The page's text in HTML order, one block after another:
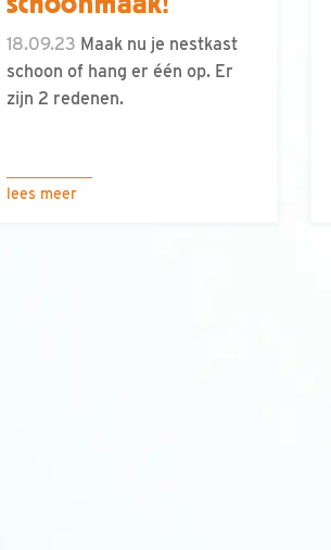
18.09.23 Maak nu je nestkast
schoon of hang er één op. Er
zijn 2 redenen.
lees meer